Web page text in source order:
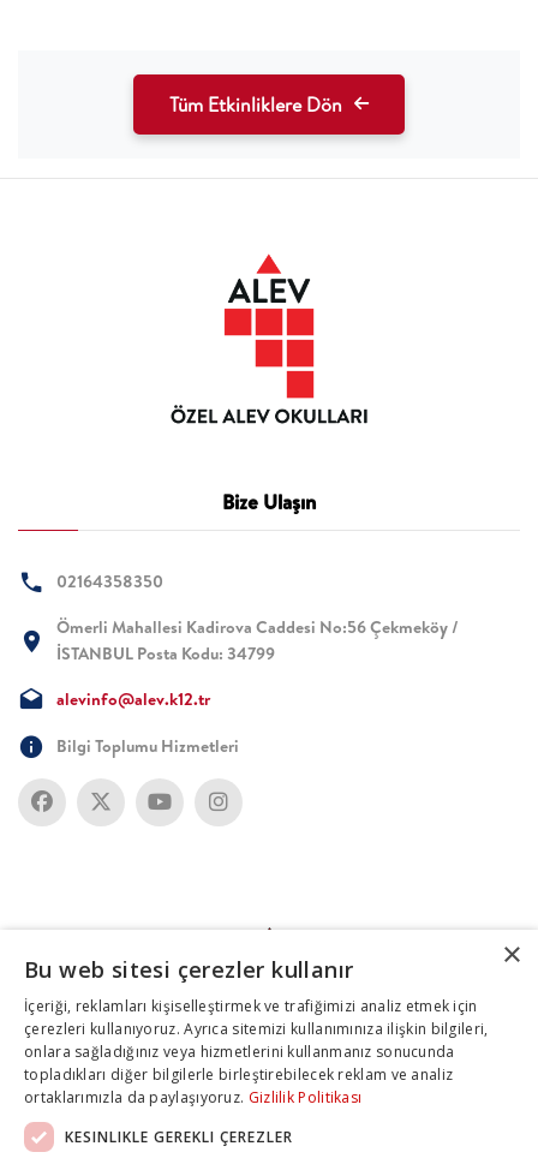
Tüm Etkinliklere Dön
Bize Ulaşın
02164358350
Ömerli Mahallesi Kadirova Caddesi No:56 Çekmeköy /
İSTANBUL Posta Kodu: 34799
alevinfo@alev.k12.tr
Bilgi Toplumu Hizmetleri
×
Bu web sitesi çerezler kullanır
İçeriği, reklamları kişiselleştirmek ve trafiğimizi analiz etmek için
çerezleri kullanıyoruz. Ayrıca sitemizi kullanımınıza ilişkin bilgileri,
onlara sağladığınız veya hizmetlerini kullanmanız sonucunda
topladıkları diğer bilgilerle birleştirebilecek reklam ve analiz
ortaklarımızla da paylaşıyoruz. Gizlilik Politikası
KESINLIKLE GEREKLI ÇEREZLER